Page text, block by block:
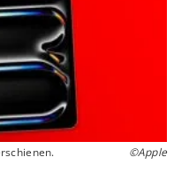
©Apple